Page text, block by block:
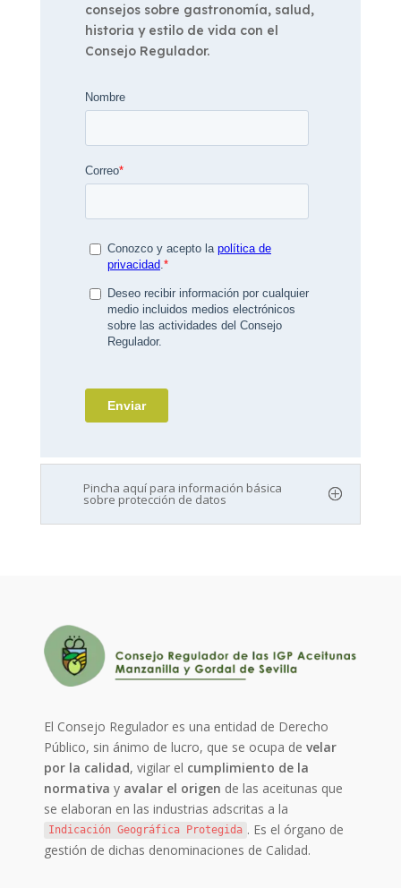
consejos sobre gastronomía, salud,
historia y estilo de vida con el
Consejo Regulador.
Pincha aquí para información básica
sobre protección de datos
El Consejo Regulador es una entidad de Derecho
Público, sin ánimo de lucro, que se ocupa develar
por la calidad, vigilar el cumplimiento de la
normativa y avalar el origen de las aceitunas que
se elaboran en las industrias adscritas a la
Indicación Geográfica Protegida . Es el órgano de
gestión de dichas denominaciones de Calidad.